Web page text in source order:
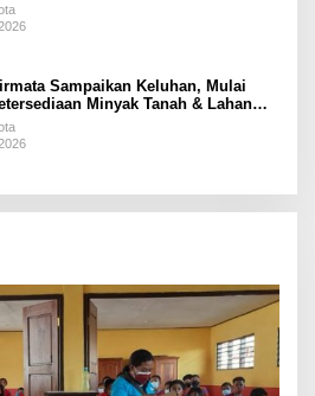
Sampaikan Keluhan, Mulai
Minyak Tanah & Lahan